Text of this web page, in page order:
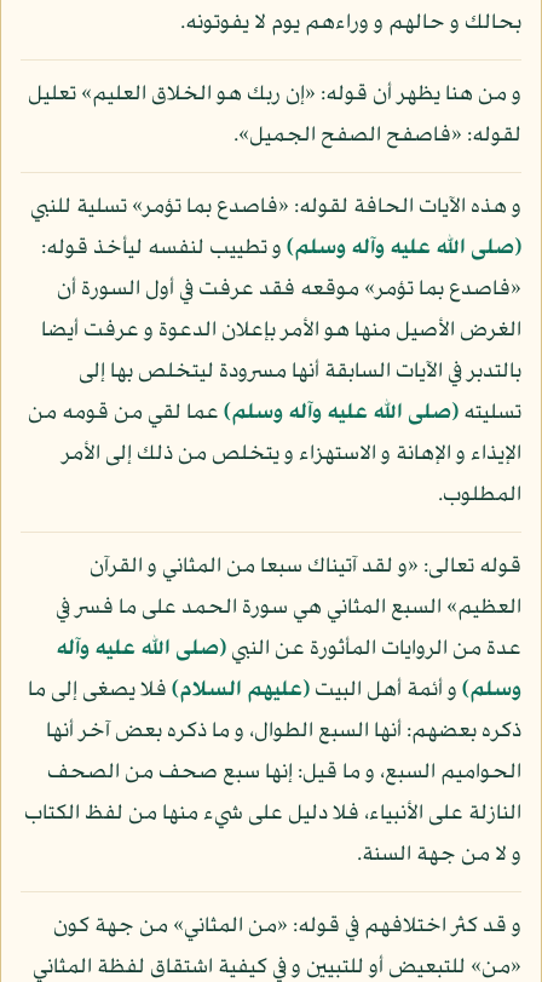
بحالك و حالهم و وراءهم يوم لا يفوتونه.
و من هنا يظهر أن قوله: «إن ربك هو الخلاق العليم» تعليل
لقوله: «فاصفح الصفح الجميل».
و هذه الآيات الحافة لقوله: «فاصدع بما تؤمر» تسلية للنبي
(صلى الله عليه وآله وسلم)و تطييب لنفسه ليأخذ قوله:
«فاصدع بما تؤمر» موقعه فقد عرفت في أول السورة أن
الغرض الأصيل منها هو الأمر بإعلان الدعوة و عرفت أيضا
بالتدبر في الآيات السابقة أنها مسرودة ليتخلص بها إلى
تسليته(صلى الله عليه وآله وسلم)عما لقي من قومه من
الإيذاء و الإهانة و الاستهزاء و يتخلص من ذلك إلى الأمر
المطلوب.
قوله تعالى: «و لقد آتيناك سبعا من المثاني و القرآن
العظيم» السبع المثاني هي سورة الحمد على ما فسر في
عدة من الروايات المأثورة عن النبي(صلى الله عليه وآله
وسلم)و أئمة أهل البيت(عليهم السلام)فلا يصغى إلى ما
ذكره بعضهم: أنها السبع الطوال، و ما ذكره بعض آخر أنها
الحواميم السبع، و ما قيل: إنها سبع صحف من الصحف
النازلة على الأنبياء، فلا دليل على شيء منها من لفظ الكتاب
و لا من جهة السنة.
و قد كثر اختلافهم في قوله: «من المثاني» من جهة كون
«من» للتبعيض أو للتبيين و في كيفية اشتقاق لفظة المثاني